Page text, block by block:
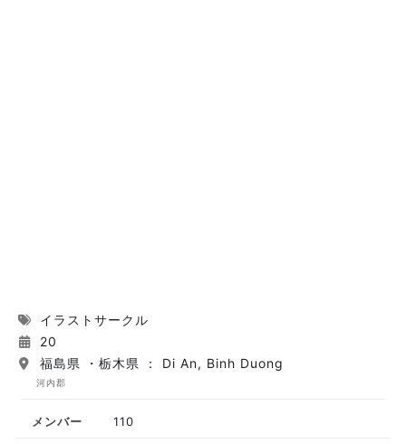
イラストサークル
20
福島県 ・栃木県 ： Di An, Binh Duong
河内郡
メンバー 110